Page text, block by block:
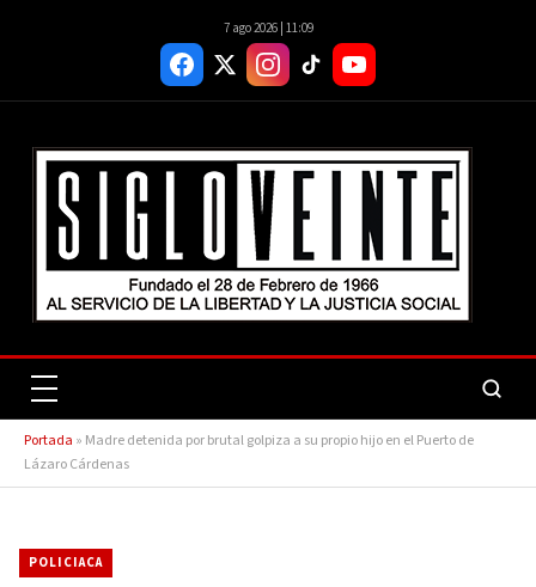
7 ago 2026 | 11:09
Portada » Madre detenida por brutal golpiza a su propio hijo en el Puerto de
Lázaro Cárdenas
POLICIACA